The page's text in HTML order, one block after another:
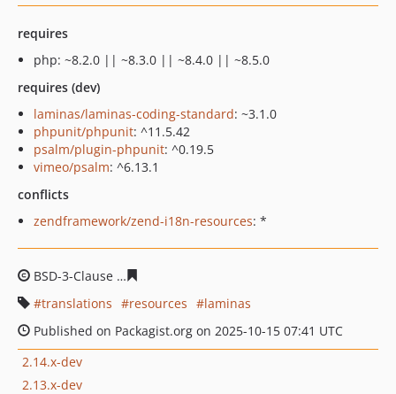
requires
php: ~8.2.0 || ~8.3.0 || ~8.4.0 || ~8.5.0
requires (dev)
laminas/laminas-coding-standard: ~3.1.0
phpunit/phpunit: ^11.5.42
psalm/plugin-phpunit: ^0.19.5
vimeo/psalm: ^6.13.1
conflicts
zendframework/zend-i18n-resources: *
BSD-3-Clause
translations
resources
laminas
Published on Packagist.org on 2025-10-15 07:41 UTC
2.14.x-dev
2.13.x-dev